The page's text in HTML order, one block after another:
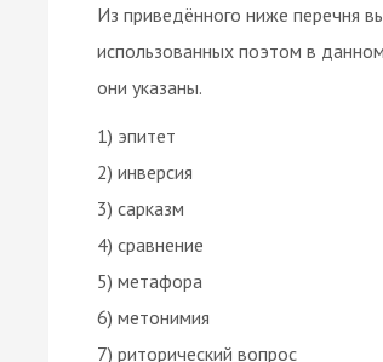
Из приведённого ниже перечня
использованных поэтом в
они указаны.
1) эпитет
2) инверсия
3) сарказм
4) сравнение
5) метафора
6) метонимия
7) риторический вопрос